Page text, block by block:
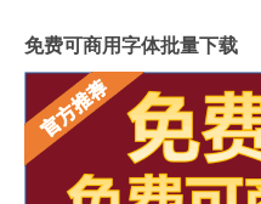
免费可商用字体批量下载